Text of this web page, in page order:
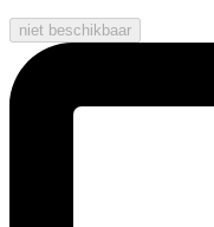
niet beschikbaar